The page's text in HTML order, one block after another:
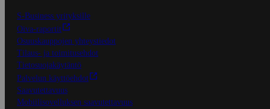
S-Business yrityksille
Oiva-raportit
Osuuskauppojen yhteystiedot
Tilaus- ja toimitusehdot
Tietosuojakäytäntö
Palvelun käyttöehdot
Saavutettavuus
Mobiilisovelluksen saavutettavuus